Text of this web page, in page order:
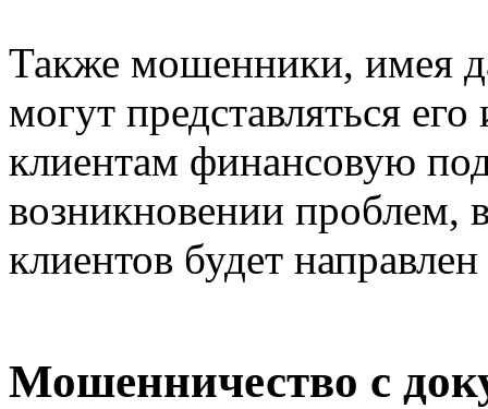
Также мошенники, имея
могут представляться
клиентам финансовую
возникновении проблем,
клиентов будет
Мошенничество с